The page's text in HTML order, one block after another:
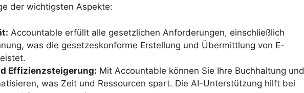
der wichtigsten Aspekte:
Accountable erfüllt alle gesetzlichen Anforderungen, einschließlich
was die gesetzeskonforme Erstellung und Übermittlung von E-
Effizienzsteigerung: Mit Accountable können Sie Ihre Buchhaltung und
was Zeit und Ressourcen spart. Die AI-Unterstützung hilft bei